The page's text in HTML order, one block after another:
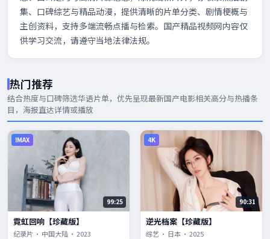
集、口碑综艺与精品动漫，提供清晰的片单分类、剧情梗概与
主创资料，支持多端流畅点播与检索。国产精品视频网内容仅
供学习交流，请遵守当地法律法规。
热门推荐
结合热度与口碑筛选华语片单，优先呈现最新国产电影相关高分与热播条
目，海报直达详情或播放
IMAX
99:25
霓虹回响【珍藏版】
纪录片 · 中国大陆 · 2023
4K
90:31
逆光档案【珍藏版】
综艺 · 日本 · 2025